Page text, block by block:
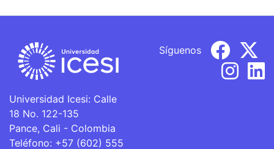
Universidad Icesi: Calle
18 No. 122-135
Pance, Cali - Colombia
Teléfono: +57 (602) 555
Síguenos